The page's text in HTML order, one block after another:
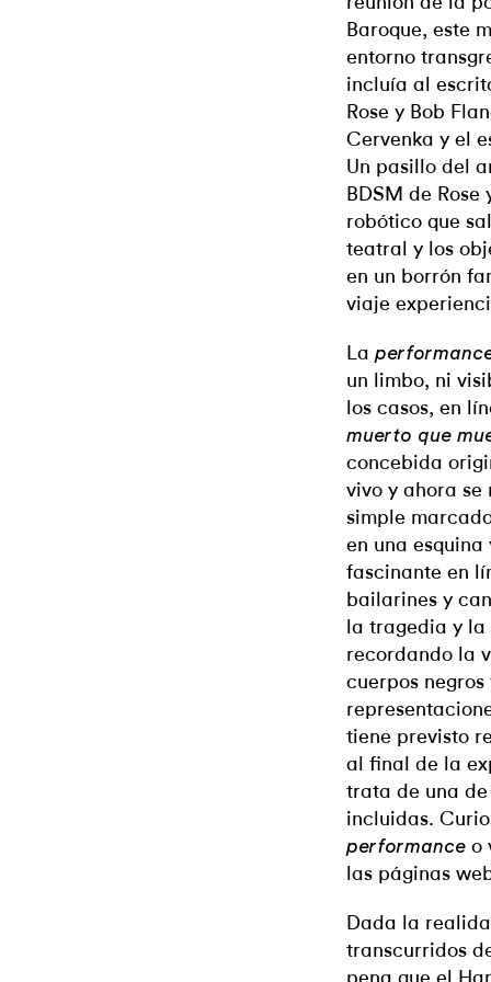
Baroque, este
entorno
incluía al
Rose y Bob
Cervenka y el
Un pasillo del
BDSM de
robótico que
teatral y los
en un borrón
viaje
La
un limbo, ni
los casos, en
muerto que
concebida
vivo y ahora se
simple
en una
fascinante en
bailarines y
la tragedia y
recordando la
cuerpos
tiene previsto
al final de la
trata de una
incluidas.
performance o
las páginas
Dada la
transcurridos